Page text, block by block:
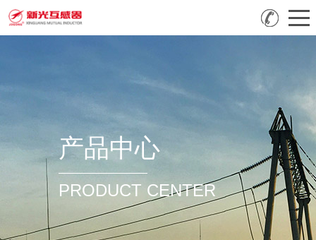
产品中心
PRODUCT CENTER